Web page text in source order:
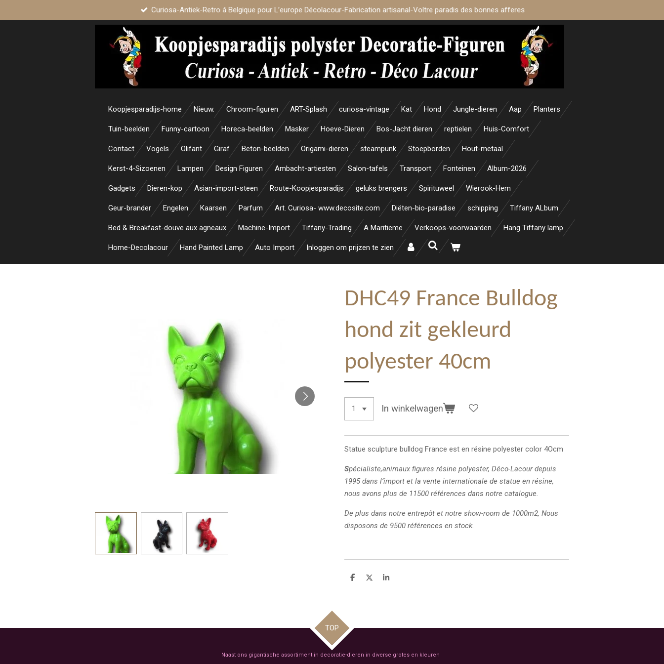
Curiosa-Antiek-Retro á Belgique pour L’europe Décolacour-Fabrication artisanal-Voltre paradis des bonnes afferes
Koopjesparadijs-home Nieuw. Chroom-figuren ART-Splash curiosa-vintage Kat Hond Jungle-dieren Aap Planters
Tuin-beelden Funny-cartoon Horeca-beelden Masker Hoeve-Dieren Bos-Jacht dieren reptielen Huis-Comfort
Contact Vogels Olifant Giraf Beton-beelden Origami-dieren steampunk Stoepborden Hout-metaal
Kerst-4-Sizoenen Lampen Design Figuren Ambacht-artiesten Salon-tafels Transport Fonteinen Album-2026
Gadgets Dieren-kop Asian-import-steen Route-Koopjesparadijs geluks brengers Spirituweel Wierook-Hem
Geur-brander Engelen Kaarsen Parfum Art. Curiosa- www.decosite.com Diëten-bio-paradise schipping Tiffany ALbum
Bed & Breakfast-douve aux agneaux Machine-Import Tiffany-Trading A Maritieme Verkoops-voorwaarden Hang Tiffany lamp
Home-Decolacour Hand Painted Lamp Auto Import Inloggen om prijzen te zien
DHC49 France Bulldog
hond zit gekleurd
polyester 40cm
In winkelwagen
Statue sculpture bulldog France est en résine polyester color 4Ocm
Spécialiste,animaux figures résine polyester, Déco-Lacour depuis
1995 dans l’import et la vente internationale de statue en résine,
nous avons plus de 11500 références dans notre catalogue.
De plus dans notre entrepôt et notre show-room de 1000m2, Nous
disposons de 9500 références en stock.
D
D
S
TOP
Naast ons gigantische assortiment in decoratie-dieren in diverse grotes en kleuren